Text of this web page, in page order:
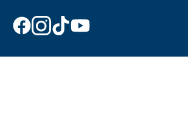
Dr. Beckmann
auf
Dr. Beckmann
auf
Dr. Beckmann
auf
Dr. Beckmann